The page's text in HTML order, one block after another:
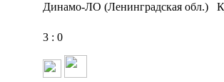
Динамо-ЛО (Ленинградская обл.)
3 : 0